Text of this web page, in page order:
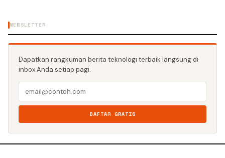
NEWSLETTER
Dapatkan rangkuman berita teknologi terbaik langsung di
inbox Anda setiap pagi.
DAFTAR GRATIS